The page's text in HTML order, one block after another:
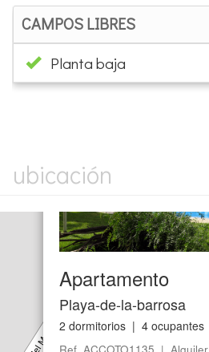
CAMPOS LIBRES
Planta baja
ubicación
Apartamento
Playa-de-la-barrosa
2 dormitorios | 4 ocupantes